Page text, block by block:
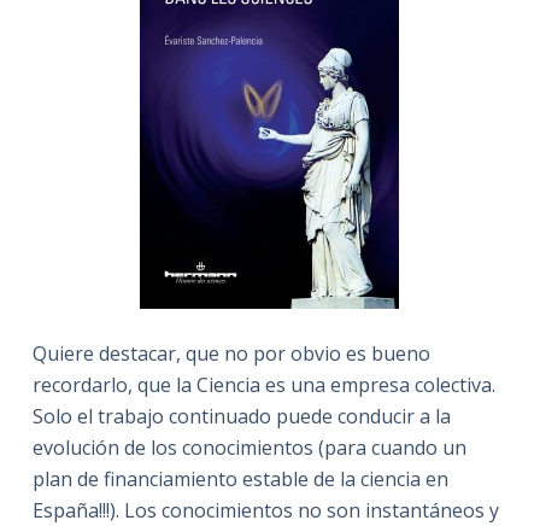
Quiere destacar, que no por obvio es bueno
recordarlo, que la Ciencia es una empresa colectiva.
Solo el trabajo continuado puede conducir a la
evolución de los conocimientos (para cuando un
plan de financiamiento estable de la ciencia en
España!!!). Los conocimientos no son instantáneos y